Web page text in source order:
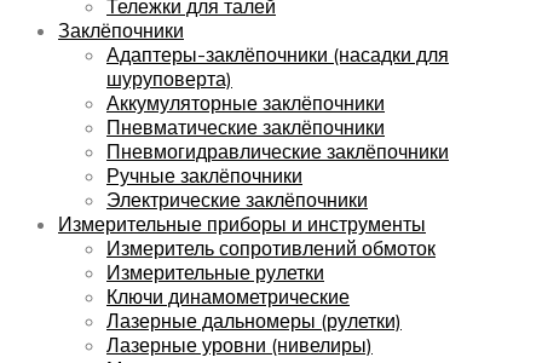
Тележки для талей
Заклёпочники
Адаптеры-заклёпочники (насадки для
шуруповерта)
Аккумуляторные заклёпочники
Пневматические заклёпочники
Пневмогидравлические заклёпочники
Ручные заклёпочники
Электрические заклёпочники
Измерительные приборы и инструменты
Измеритель сопротивлений обмоток
Измерительные рулетки
Ключи динамометрические
Лазерные дальномеры (рулетки)
Лазерные уровни (нивелиры)